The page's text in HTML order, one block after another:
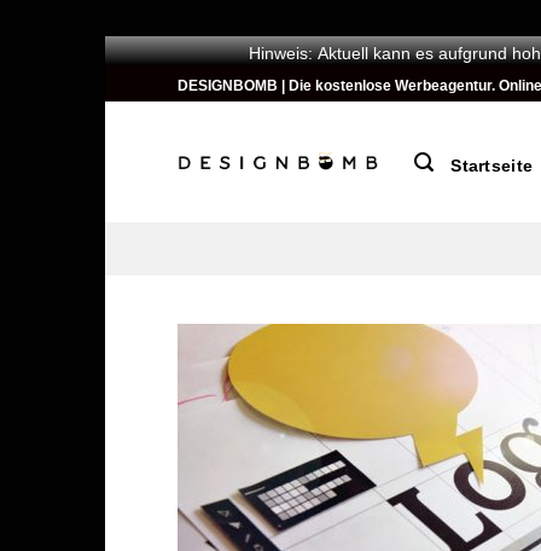
Hinweis: Aktuell kann es aufgrund
DESIGNBOMB | Die kostenlose Werbeagentur.
Startseite